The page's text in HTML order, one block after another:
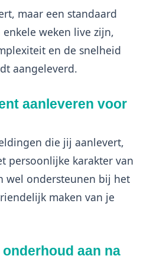
maar een standaard
weken live zijn,
en de snelheid
aangeleverd.
aanleveren voor
die jij aanlevert,
persoonlijke karakter van
wel ondersteunen bij het
maken van je
aan na